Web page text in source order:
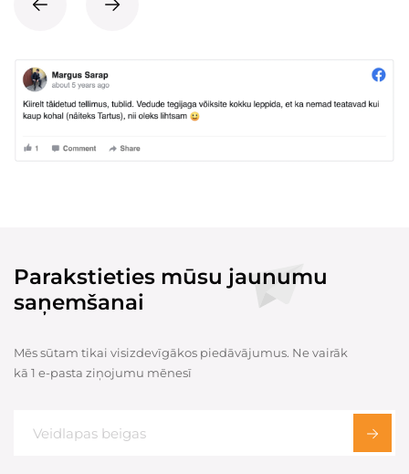
Parakstieties mūsu jaunumu
saņemšanai
Mēs sūtam tikai visizdevīgākos piedāvājumus. Ne vairāk
kā 1 e-pasta ziņojumu mēnesī